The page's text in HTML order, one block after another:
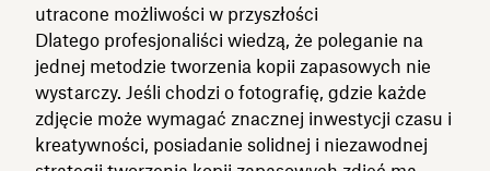
utracone możliwości w przyszłości
Dlatego profesjonaliści wiedzą, że poleganie na
jednej metodzie tworzenia kopii zapasowych nie
wystarczy. Jeśli chodzi o fotografię, gdzie każde
zdjęcie może wymagać znacznej inwestycji czasu i
kreatywności, posiadanie solidnej i niezawodnej